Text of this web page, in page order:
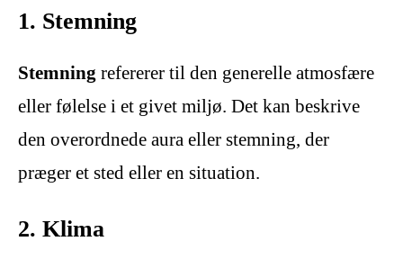
1. Stemning
Stemning refererer til den generelle atmosfære
eller følelse i et givet miljø. Det kan beskrive
den overordnede aura eller stemning, der
præger et sted eller en situation.
2. Klima